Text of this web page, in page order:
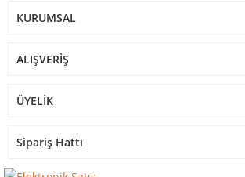
KURUMSAL
ALIŞVERİŞ
ÜYELİK
Sipariş Hattı